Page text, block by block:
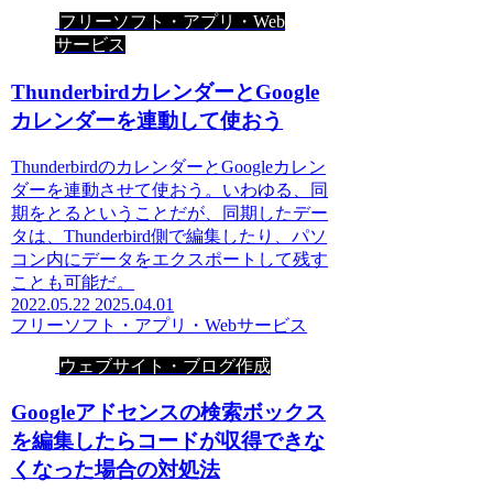
フリーソフト・アプリ・Web
サービス
ThunderbirdカレンダーとGoogle
カレンダーを連動して使おう
ThunderbirdのカレンダーとGoogleカレン
ダーを連動させて使おう。いわゆる、同
期をとるということだが、同期したデー
タは、Thunderbird側で編集したり、パソ
コン内にデータをエクスポートして残す
ことも可能だ。
2022.05.22 2025.04.01
フリーソフト・アプリ・Webサービス
ウェブサイト・ブログ作成
Googleアドセンスの検索ボックス
を編集したらコードが収得できな
くなった場合の対処法